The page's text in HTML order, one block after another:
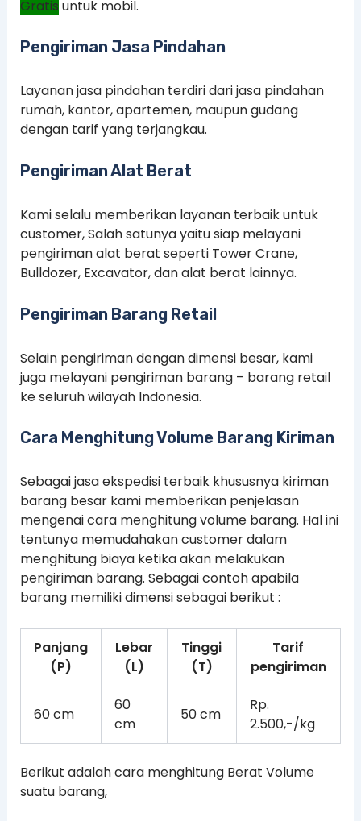
Gratis untuk mobil.
Pengiriman Jasa Pindahan
Layanan jasa pindahan terdiri dari jasa pindahan
rumah, kantor, apartemen, maupun gudang
dengan tarif yang terjangkau.
Pengiriman Alat Berat
Kami selalu memberikan layanan terbaik untuk
customer, Salah satunya yaitu siap melayani
pengiriman alat berat seperti Tower Crane,
Bulldozer, Excavator, dan alat berat lainnya.
Pengiriman Barang Retail
Selain pengiriman dengan dimensi besar, kami
juga melayani pengiriman barang – barang retail
ke seluruh wilayah Indonesia.
Cara Menghitung Volume Barang Kiriman
Sebagai jasa ekspedisi terbaik khususnya kiriman
barang besar kami memberikan penjelasan
mengenai cara menghitung volume barang. Hal ini
tentunya memudahakan customer dalam
menghitung biaya ketika akan melakukan
pengiriman barang. Sebagai contoh apabila
barang memiliki dimensi sebagai berikut :
Panjang
(P)
Lebar
(L)
Tinggi
(T)
Tarif
pengiriman
60 cm
60
cm
50 cm
Rp.
2.500,-/kg
Berikut adalah cara menghitung Berat Volume
suatu barang,